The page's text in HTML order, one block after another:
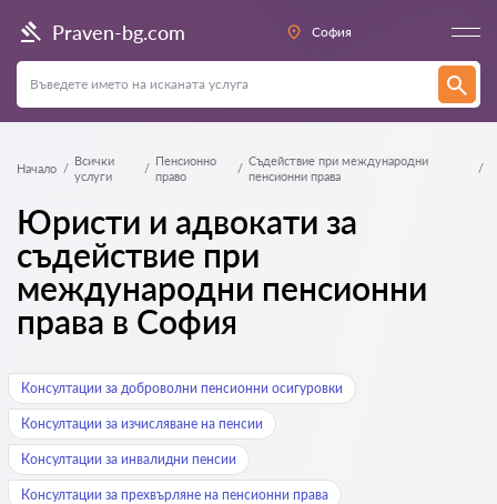
Praven-bg.com София
Начало
Всички
услуги
Пенсионно
право
Съдействие при международни
пенсионни права
Юристи и адвокати за
съдействие при
международни пенсионни
права в София
Консултации за доброволни пенсионни осигуровки
Консултации за изчисляване на пенсии
Консултации за инвалидни пенсии
Консултации за прехвърляне на пенсионни права